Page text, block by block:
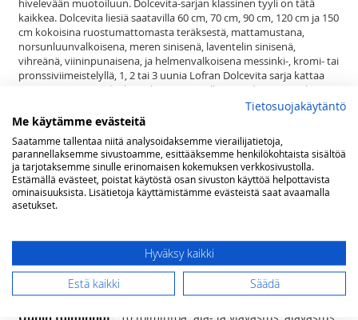
kaikkea. Dolcevita liesiä saatavilla 60 cm, 70 cm, 90 cm, 120 cm ja 150
cm kokoisina ruostumattomasta teräksestä, mattamustana,
norsunluunvalkoisena, meren sinisenä, laventelin sinisenä,
vihreänä, viininpunaisena, ja helmenvalkoisena messinki-, kromi- tai
pronssiviimeistelyllä, 1, 2 tai 3 uunia Lofran Dolcevita sarja kattaa
satoja tuotteita tyyliteltyyn keittiöön. Pelkästään liesiä on nykyisin
jo yli 200 mallia. Lisäksi sarjasta löytyy sävy sävyyn esimerkiksi
liesituulettimet, builtin ja range top keittimet, jääkaapit, pakastimet,
mikroaaltouunit, combi uunit, viinikaapit, lämpölaatikot,
tiskikoneet, kahvinkeittimet, ruuan viilentimet, taustalevyt sekä
keittiön pienkoneet runsaine mahdollisuuksineen.
Se ei ole vain liesi. Dolcevita on elämäntapa.
Lisätietoja(lxsxk) 90x60x85(-90,5) cm
5 induktio keittoaluetta - 2 x ø 170mm
(1400 W) , 1 x ø 190mm (2000 W), 1 x ø 210mm (3000W), 1 x ø
300mm (3000W)
10 toimintoa; ala- ja ylävastus, alavastus,
Tietosuojakäytäntö
Me käytämme evästeitä
Saatamme tallentaa niitä analysoidaksemme vierailijatietoja,
parannellaksemme sivustoamme, esittääksemme henkilökohtaista sisältöä
ja tarjotaksemme sinulle erinomaisen kokemuksen verkkosivustolla.
Estämällä evästeet, poistat käytöstä osan sivuston käyttöä helpottavista
ominaisuuksista. Lisätietoja käyttämistämme evästeistä saat avaamalla
asetukset.
Hyväksy kaikki
Estä kaikki Säädä